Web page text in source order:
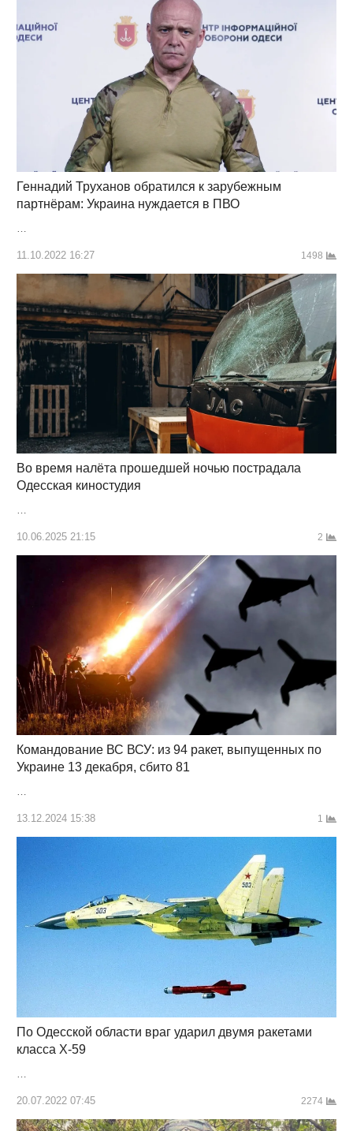
Геннадий Труханов обратился к зарубежным
партнёрам: Украина нуждается в ПВО
11.10.2022 16:27 1498
Во время налёта прошедшей ночью пострадала
Одесская киностудия
…
10.06.2025 21:15 2
Командование ВС ВСУ: из 94 ракет, выпущенных по
Украине 13 декабря, сбито 81
…
13.12.2024 15:38 1
По Одесской области враг ударил двумя ракетами
класса Х-59
20.07.2022 07:45 2274